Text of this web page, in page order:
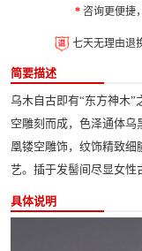
*咨询更便捷
七天无理由退
简要描述
乌木自古即有“东方神木
空雕刻而成，色泽通体
凰镂空雕饰，纹饰精致细
艺。插于发髻间尽显女性
具体说明